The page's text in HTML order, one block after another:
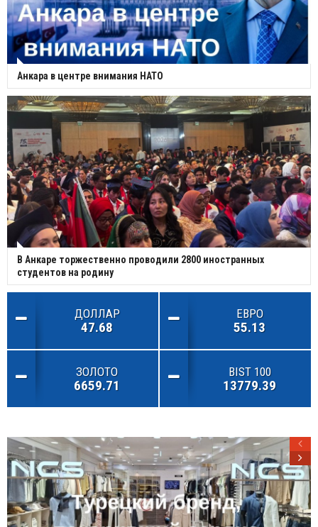
Анкара в центре внимания НАТО
В Анкаре торжественно проводили 2800 иностранных
студентов на родину
ДОЛЛАР
47.68
ЕВРО
55.13
ЗОЛОТО
6659.71
BIST 100
13779.39